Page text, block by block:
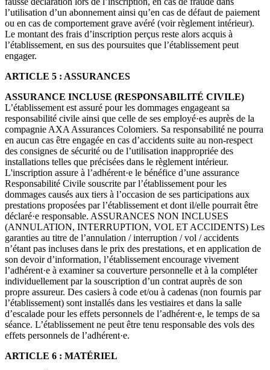
l’utilisation d’un abonnement ainsi qu’en cas de défaut de paiement
ou en cas de comportement grave avéré (voir règlement intérieur).
Le montant des frais d’inscription perçus reste alors acquis à
l’établissement, en sus des poursuites que l’établissement peut
engager.
ARTICLE 5 : ASSURANCES
ASSURANCE INCLUSE (RESPONSABILITÉ CIVILE)
L’établissement est assuré pour les dommages engageant sa
responsabilité civile ainsi que celle de ses employé·es auprès de la
compagnie AXA Assurances Colomiers. Sa responsabilité ne pourra
en aucun cas être engagée en cas d’accidents suite au non-respect
des consignes de sécurité ou de l’utilisation inappropriée des
installations telles que précisées dans le règlement intérieur.
L'inscription assure à l’adhérent·e le bénéfice d’une assurance
Responsabilité Civile souscrite par l’établissement pour les
dommages causés aux tiers à l’occasion de ses participations aux
prestations proposées par l’établissement et dont il/elle pourrait être
déclaré·e responsable. ASSURANCES NON INCLUSES
(ANNULATION, INTERRUPTION, VOL ET ACCIDENTS) Les
garanties au titre de l’annulation / interruption / vol / accidents
n’étant pas incluses dans le prix des prestations, et en application de
son devoir d’information, l’établissement encourage vivement
l’adhérent·e à examiner sa couverture personnelle et à la compléter
individuellement par la souscription d’un contrat auprès de son
propre assureur. Des casiers à code et/ou à cadenas (non fournis par
l’établissement) sont installés dans les vestiaires et dans la salle
d’escalade pour les effets personnels de l’adhérent·e, le temps de sa
séance. L’établissement ne peut être tenu responsable des vols des
effets personnels de l’adhérent·e.
ARTICLE 6 : MATÉRIEL